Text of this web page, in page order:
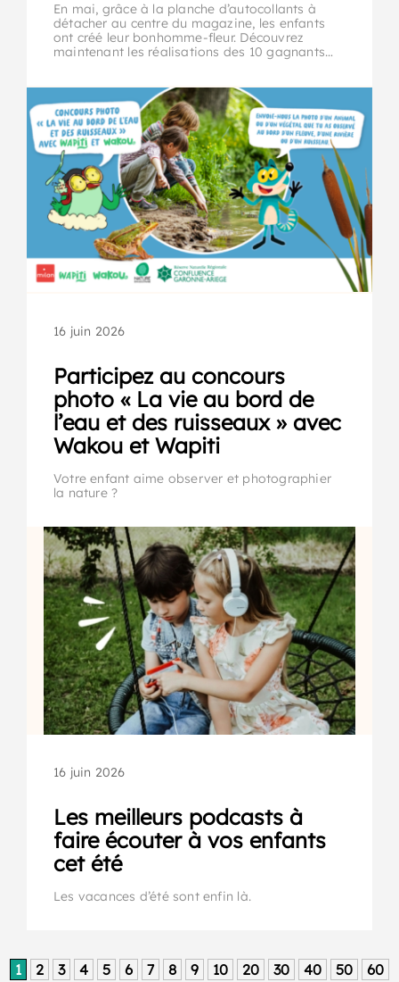
En mai, grâce à la planche d’autocollants à
détacher au centre du magazine, les enfants
ont créé leur bonhomme-fleur. Découvrez
maintenant les réalisations des 10 gagnants…
16 juin 2026
Participez au concours
photo « La vie au bord de
l’eau et des ruisseaux » avec
Wakou et Wapiti
Votre enfant aime observer et photographier
la nature ?
16 juin 2026
Les meilleurs podcasts à
faire écouter à vos enfants
cet été
Les vacances d’été sont enfin là.
1 2 3 4 5 6 7 8 9 10 20 30 40 50
60